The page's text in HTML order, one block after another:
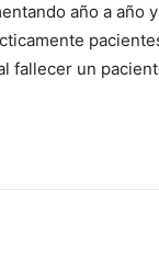
año a año
un